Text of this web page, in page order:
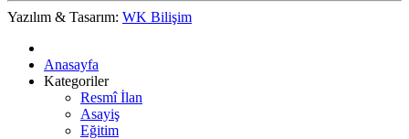
Yazılım & Tasarım: WK Bilişim
Anasayfa
Kategoriler
Resmî İlan
Asayiş
Eğitim